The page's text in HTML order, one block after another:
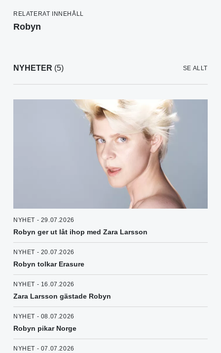
RELATERAT INNEHÅLL
Robyn
NYHETER (5) SE ALLT
NYHET - 29.07.2026
Robyn ger ut låt ihop med Zara Larsson
NYHET - 20.07.2026
Robyn tolkar Erasure
NYHET - 16.07.2026
Zara Larsson gästade Robyn
NYHET - 08.07.2026
Robyn pikar Norge
NYHET - 07.07.2026